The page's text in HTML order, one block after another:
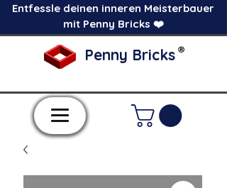
Entfessle deinen inneren Meisterbauer
mit Penny Bricks ❤️
Penny Bricks ®